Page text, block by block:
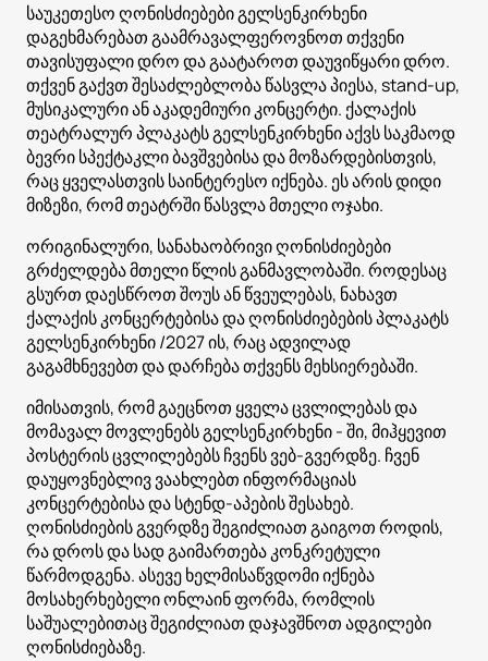
საუკეთესო ღონისძიებები გელსენკირხენი
დაგეხმარებათ გაამრავალფეროვნოთ თქვენი
თავისუფალი დრო და გაატაროთ დაუვიწყარი დრო.
თქვენ გაქვთ შესაძლებლობა წასვლა პიესა, stand-up,
მუსიკალური ან აკადემიური კონცერტი. ქალაქის
თეატრალურ პლაკატს გელსენკირხენი აქვს საკმაოდ
ბევრი სპექტაკლი ბავშვებისა და მოზარდებისთვის,
რაც ყველასთვის საინტერესო იქნება. ეს არის დიდი
მიზეზი, რომ თეატრში წასვლა მთელი ოჯახი.
ორიგინალური, სანახაობრივი ღონისძიებები
გრძელდება მთელი წლის განმავლობაში. როდესაც
გსურთ დაესწროთ შოუს ან წვეულებას, ნახავთ
ქალაქის კონცერტებისა და ღონისძიებების პლაკატს
გელსენკირხენი /2027 ის, რაც ადვილად
გაგამხნევებთ და დარჩება თქვენს მეხსიერებაში.
იმისათვის, რომ გაეცნოთ ყველა ცვლილებას და
მომავალ მოვლენებს გელსენკირხენი - ში, მიჰყევით
პოსტერის ცვლილებებს ჩვენს ვებ-გვერდზე. ჩვენ
დაუყოვნებლივ ვაახლებთ ინფორმაციას
კონცერტებისა და სტენდ-აპების შესახებ.
ღონისძიების გვერდზე შეგიძლიათ გაიგოთ როდის,
რა დროს და სად გაიმართება კონკრეტული
წარმოდგენა. ასევე ხელმისაწვდომი იქნება
მოსახერხებელი ონლაინ ფორმა, რომლის
საშუალებითაც შეგიძლიათ დაჯავშნოთ ადგილები
ღონისძიებაზე.